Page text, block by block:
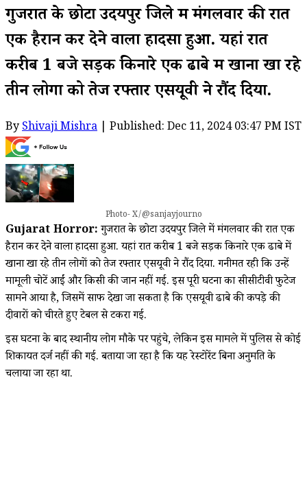
गुजरात के छोटा उदयपुर जिले में मंगलवार की रात
एक हैरान कर देने वाला हादसा हुआ. यहां रात
करीब 1 बजे सड़क किनारे एक ढाबे में खाना खा रहे
तीन लोगों को तेज रफ्तार एसयूवी ने रौंद दिया.
ByShivaji Mishra | Published: Dec 11, 2024 03:47 PM IST
Photo- X/@sanjayjourno
Gujarat Horror: गुजरात के छोटा उदयपुर जिले में मंगलवार की रात एक
हैरान कर देने वाला हादसा हुआ. यहां रात करीब 1 बजे सड़क किनारे एक ढाबे में
खाना खा रहे तीन लोगों को तेज रफ्तार एसयूवी ने रौंद दिया. गनीमत रही कि उन्हें
मामूली चोटें आईं और किसी की जान नहीं गई. इस पूरी घटना का सीसीटीवी फुटेज
सामने आया है, जिसमें साफ देखा जा सकता है कि एसयूवी ढाबे की कपड़े की
दीवारों को चीरते हुए टेबल से टकरा गई.
इस घटना के बाद स्थानीय लोग मौके पर पहुंचे, लेकिन इस मामले में पुलिस से कोई
शिकायत दर्ज नहीं की गई. बताया जा रहा है कि यह रेस्टोरेंट बिना अनुमति के
चलाया जा रहा था.